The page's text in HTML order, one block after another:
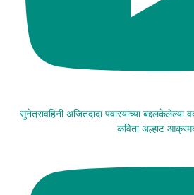
सुनेत्रावहिनी अजितदादा पवारयांच्या बद्दलकेलेल्या
कविता अल्हाट